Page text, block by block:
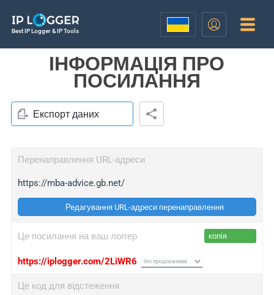
Best IP Logger & IP Tools
ІНФОРМАЦІЯ ПРО
ПОСИЛАННЯ
Експорт даних
Перенаправлення URL-адреси
https://mba-advice.gb.net/
Редагування URL-адреси перенаправлення
Це посилання на ваш логгер копія
https://iplogger.com/2LiWR6
Це код для відстеження